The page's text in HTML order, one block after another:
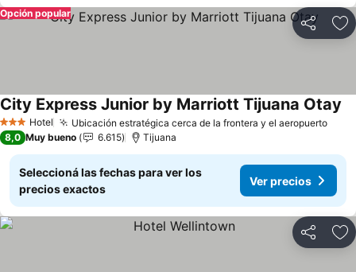
Compartir
Opción popular
3 Estrellas
Hotel Ubicación estratégica cerca de la frontera y el aeropuerto
City Express Junior by Marriott Tijuana Otay
8,0 Muy bueno 6.615 Tijuana
Seleccioná las fechas para ver los
precios exactos
Ver precios
Compartir